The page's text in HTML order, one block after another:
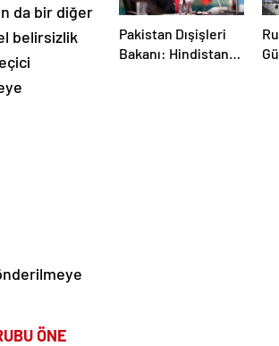
da bir diğer
belirsizlik
ÖNE
Pakistan Dışişleri
Bakanı: Hindistan